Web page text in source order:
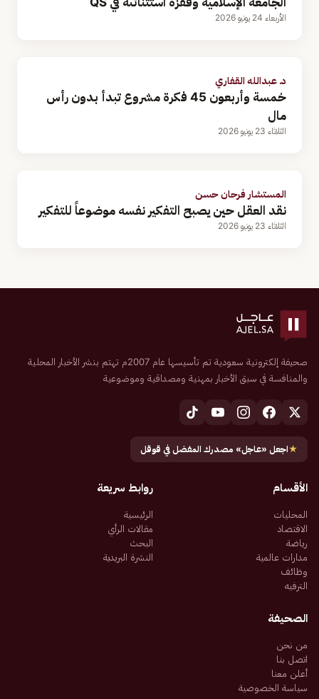
الأربعاء 24 يونيو 2026
د. عبدالله القفاري
خمسة وأربعون 45 فكرة مشروع تبدأ بدون رأس
مال
الثلاثاء 23 يونيو 2026
المستشار فرحان حسن
نقد العقل حين يصبح التفكير نفسه موضوعاً للتفكير
الثلاثاء 23 يونيو 2026
صحيفة إلكترونية سعودية تم تأسيسها عام 2007م تهتم بنشر الأخبار المحلية
والمنافسة في سبق الأخبار بمهنية ومصداقية وموضوعية
★اجعل «عاجل» مصدرك المفضل في قوقل
الأقسام
المحليات
الاقتصاد
رياضة
مدارات عالمية
وظائف
الترفيه
روابط سريعة
الرئيسية
مقالات الرأي
البحث
النشرة البريدية
الصحيفة
من نحن
اتصل بنا
أعلن معنا
سياسة الخصوصية